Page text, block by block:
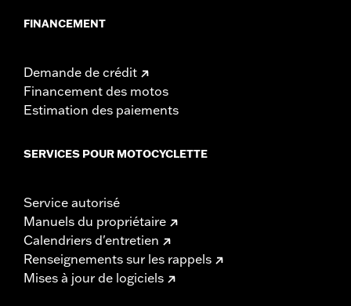
FINANCEMENT
Demande de crédit
Financement des motos
Estimation des paiements
SERVICES POUR MOTOCYCLETTE
Service autorisé
Manuels du propriétaire
Calendriers d'entretien
Renseignements sur les rappels
Mises à jour de logiciels